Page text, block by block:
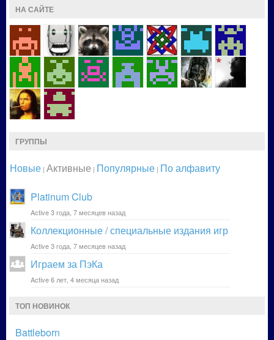
НА САЙТЕ
ГРУППЫ
Новые | Активные | Популярные | По алфавиту
Platinum Club
Active 3 года, 7 месяцев назад
Коллекционные / специальные издания игр
Active 3 года, 7 месяцев назад
Играем за ПэКа
Active 6 лет, 4 месяца назад
ТОП НОВИНОК
Battleborn